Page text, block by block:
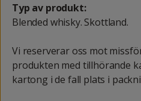
Typ av produkt:
Blended whisky. Skottland.
Vi reserverar oss mot
produkten med tillhörande
kartong i de fall plats i